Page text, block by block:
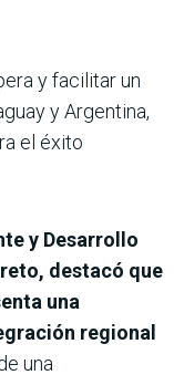
y facilitar un
y Argentina,
el éxito
y Desarrollo
destacó que
una
regional
una